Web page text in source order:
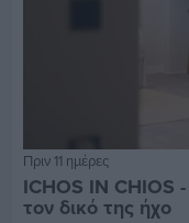
Πριν 11 ημέρες
ICHOS IN CHIOS
τον δικό της ήχο